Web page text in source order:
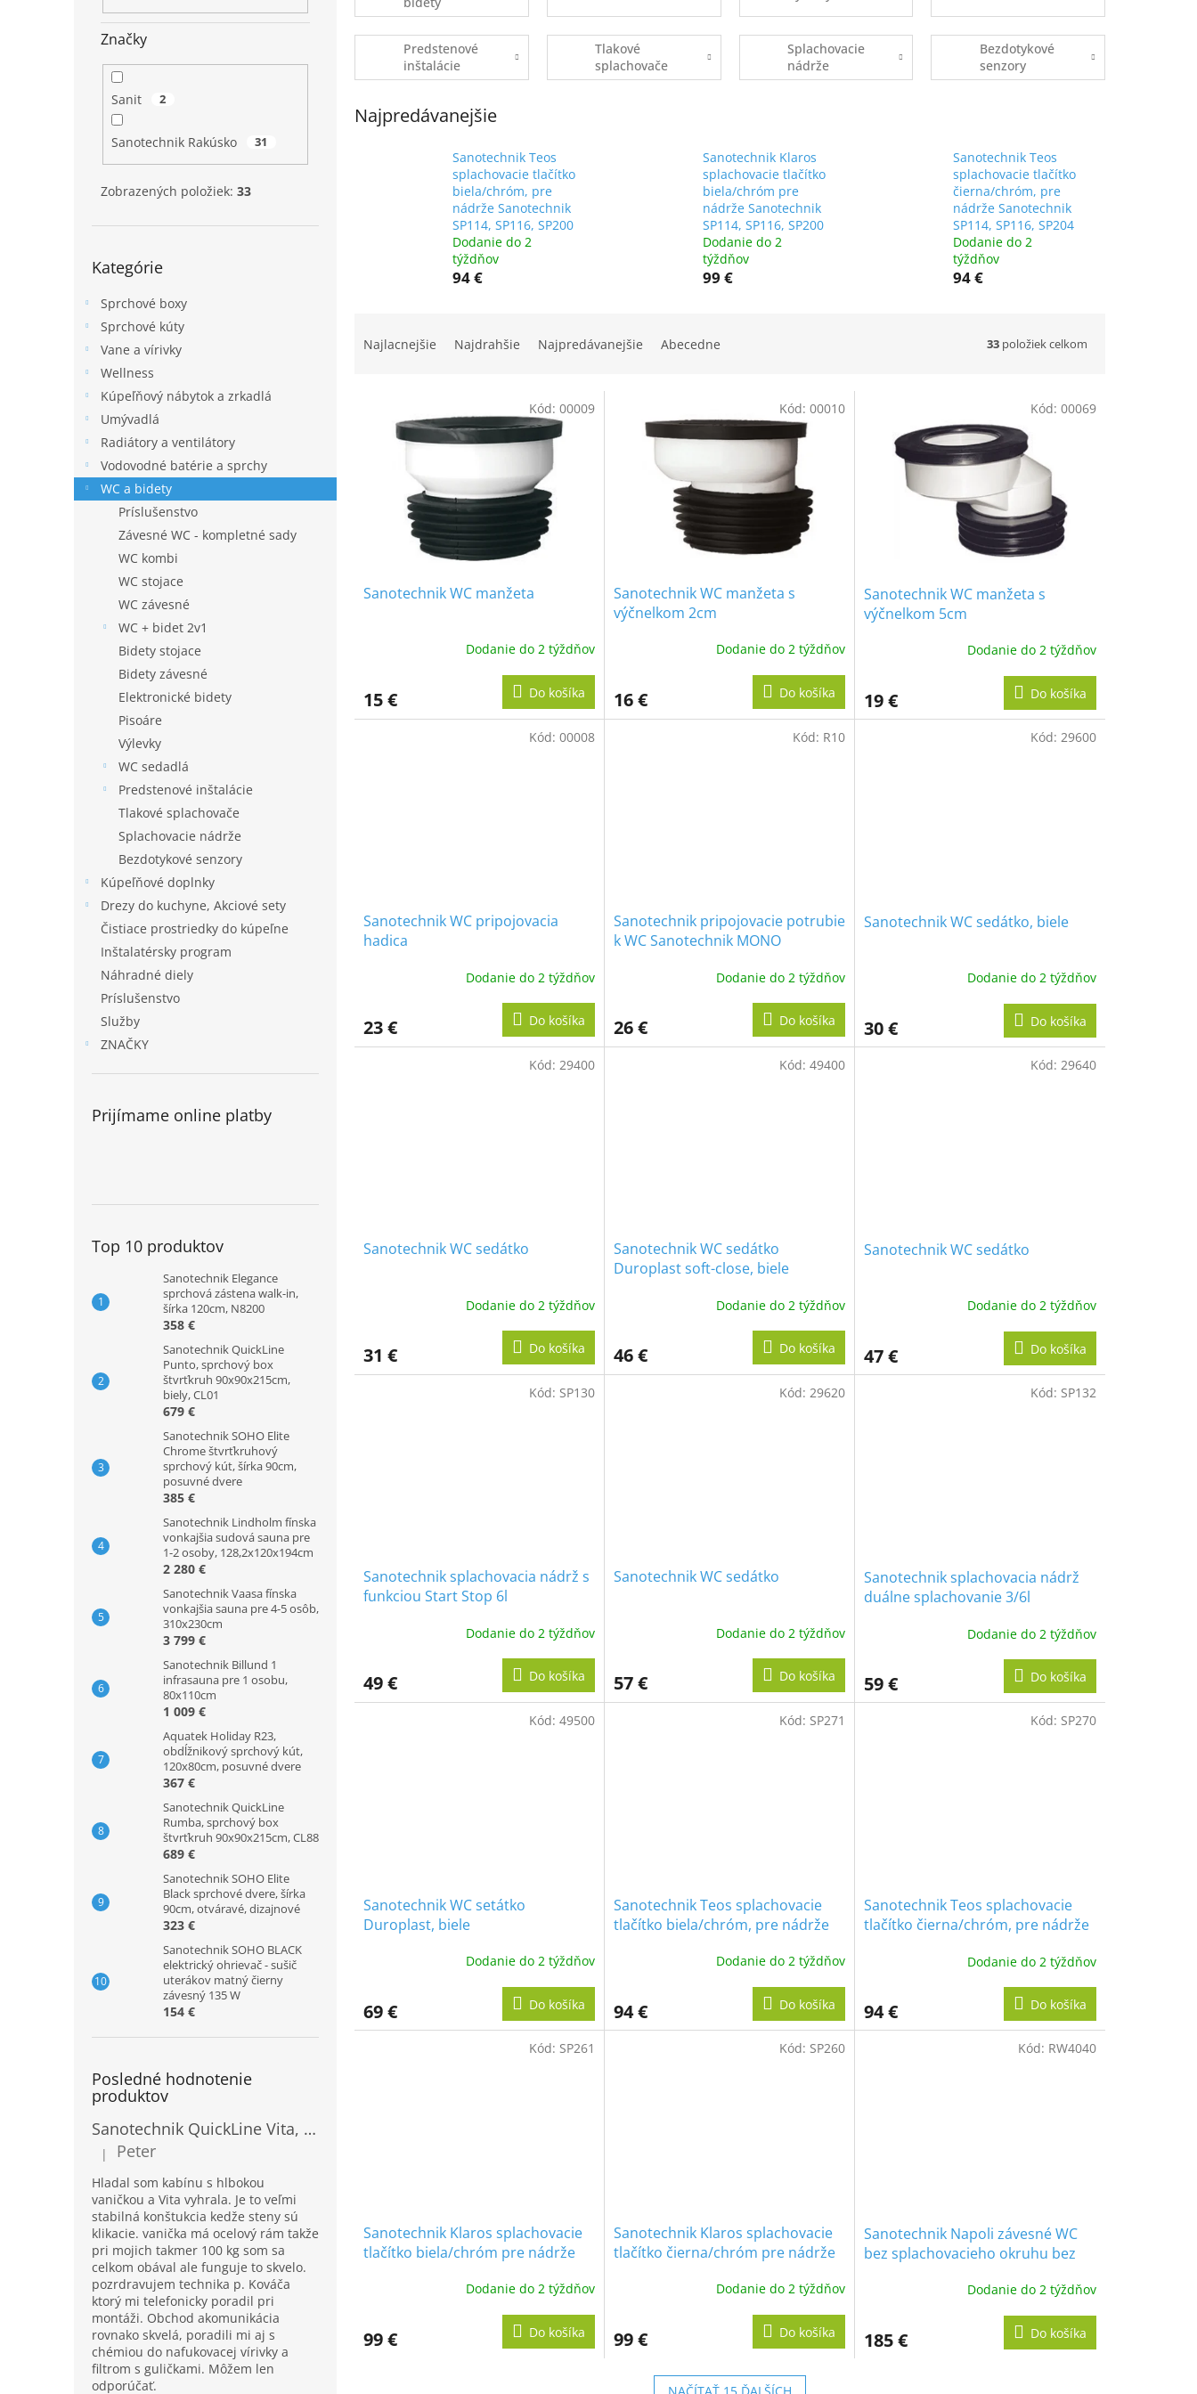
Značky
Sanit 2
Sanotechnik Rakúsko 31
Zobrazených položiek: 33
kategórie
Kategórie
Sprchové boxy
Sprchové kúty
Vane a vírivky
Wellness
Kúpeľňový nábytok a zrkadlá
Umývadlá
Radiátory a ventilátory
Vodovodné batérie a sprchy
WC a bidety
Príslušenstvo
Závesné WC - kompletné sady
WC kombi
WC stojace
WC závesné
WC + bidet 2v1
Bidety stojace
Bidety závesné
Elektronické bidety
Pisoáre
Výlevky
WC sedadlá
Predstenové inštalácie
Tlakové splachovače
Splachovacie nádrže
Bezdotykové senzory
Kúpeľňové doplnky
Drezy do kuchyne, Akciové sety
Čistiace prostriedky do kúpeľne
Inštalatérsky program
Náhradné diely
Príslušenstvo
Služby
ZNAČKY
Prijímame online platby
Top 10 produktov
Sanotechnik Elegance
sprchová zástena walk-in,
šírka 120cm, N8200
358 €
Sanotechnik QuickLine
Punto, sprchový box
štvrťkruh 90x90x215cm,
biely, CL01
679 €
Sanotechnik SOHO Elite
Chrome štvrťkruhový
sprchový kút, šírka 90cm,
posuvné dvere
385 €
Sanotechnik Lindholm fínska
vonkajšia sudová sauna pre
1-2 osoby, 128,2x120x194cm
2 280 €
Sanotechnik Vaasa fínska
vonkajšia sauna pre 4-5 osôb,
310x230cm
3 799 €
Sanotechnik Billund 1
infrasauna pre 1 osobu,
80x110cm
1 009 €
Aquatek Holiday R23,
obdĺžnikový sprchový kút,
120x80cm, posuvné dvere
367 €
Sanotechnik QuickLine
Rumba, sprchový box
štvrťkruh 90x90x215cm, CL88
689 €
Sanotechnik SOHO Elite
Black sprchové dvere, šírka
90cm, otváravé, dizajnové
323 €
Sanotechnik SOHO BLACK
elektrický ohrievač - sušič
uterákov matný čierny
závesný 135 W
154 €
Posledné hodnotenie
produktov
Sanotechnik QuickLine Vita, sprchový box s hlbokou vaničkou, štvrťkruh 90x90x215cm, CL97
Hodnotenie produktu je 5 z 5 hviezdičiek.
| Peter
Hladal som kabínu s hlbokou
vaničkou a Vita vyhrala. Je to veľmi
stabilná konštukcia kedže steny sú
klikacie. vanička má ocelový rám takže
pri mojich takmer 100 kg som sa
celkom obával ale funguje to skvelo.
pozrdravujem technika p. Kováča
ktorý mi telefonicky poradil pri
montáži. Obchod akomunikácia
rovnako skvelá, poradili mi aj s
chémiou do nafukovacej vírivky a
filtrom s guličkami. Môžem len
odporúčať.
Predstenové
inštalácie
Tlakové
splachovače
Splachovacie
nádrže
Bezdotykové
senzory
Najpredávanejšie
Sanotechnik Teos
splachovacie tlačítko
biela/chróm, pre
nádrže Sanotechnik
SP114, SP116, SP200
Dodanie do 2
týždňov
94 €
Sanotechnik Klaros
splachovacie tlačítko
biela/chróm pre
nádrže Sanotechnik
SP114, SP116, SP200
Dodanie do 2
týždňov
99 €
Sanotechnik Teos
splachovacie tlačítko
čierna/chróm, pre
nádrže Sanotechnik
SP114, SP116, SP204
Dodanie do 2
týždňov
94 €
o
Najlacnejšie Najdrahšie Najpredávanejšie Abecedne 33 položiek celkom
Sanotechnik WC manžeta
Dodanie do 2 týždňov
15 € Do košíka
Kód: 00009
Sanotechnik WC manžeta s
výčnelkom 2cm
Dodanie do 2 týždňov
16 € Do košíka
Kód: 00010
Sanotechnik WC manžeta s
výčnelkom 5cm
Dodanie do 2 týždňov
19 € Do košíka
Kód: 00069
Sanotechnik WC pripojovacia
hadica
Dodanie do 2 týždňov
23 € Do košíka
Kód: 00008
Sanotechnik pripojovacie potrubie
k WC Sanotechnik MONO
Dodanie do 2 týždňov
26 € Do košíka
Kód: R10
Sanotechnik WC sedátko, biele
Dodanie do 2 týždňov
30 € Do košíka
Kód: 29600
Sanotechnik WC sedátko
Dodanie do 2 týždňov
31 € Do košíka
Kód: 29400
Sanotechnik WC sedátko
Duroplast soft-close, biele
Dodanie do 2 týždňov
46 € Do košíka
Kód: 49400
Sanotechnik WC sedátko
Dodanie do 2 týždňov
47 € Do košíka
Kód: 29640
Sanotechnik splachovacia nádrž s
funkciou Start Stop 6l
Dodanie do 2 týždňov
49 € Do košíka
Kód: SP130
Sanotechnik WC sedátko
Dodanie do 2 týždňov
57 € Do košíka
Kód: 29620
Sanotechnik splachovacia nádrž
duálne splachovanie 3/6l
Dodanie do 2 týždňov
59 € Do košíka
Kód: SP132
Sanotechnik WC setátko
Duroplast, biele
Dodanie do 2 týždňov
69 € Do košíka
Kód: 49500
Sanotechnik Teos splachovacie
tlačítko biela/chróm, pre nádrže
Dodanie do 2 týždňov
94 € Do košíka
Kód: SP271
Sanotechnik Teos splachovacie
tlačítko čierna/chróm, pre nádrže
Dodanie do 2 týždňov
94 € Do košíka
Kód: SP270
Sanotechnik Klaros splachovacie
tlačítko biela/chróm pre nádrže
Dodanie do 2 týždňov
99 € Do košíka
Kód: SP261
Sanotechnik Klaros splachovacie
tlačítko čierna/chróm pre nádrže
Dodanie do 2 týždňov
99 € Do košíka
Kód: SP260
Sanotechnik Napoli závesné WC
bez splachovacieho okruhu bez
Dodanie do 2 týždňov
185 € Do košíka
Kód: RW4040
NAČÍTAŤ 15 ĎALŠÍCH